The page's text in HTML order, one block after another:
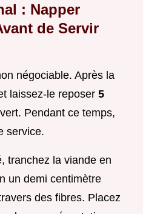
: Napper
de Servir
négociable. Après la
laissez-le reposer 5
Pendant ce temps,
service.
tranchez la viande en
un demi centimètre
des fibres. Placez